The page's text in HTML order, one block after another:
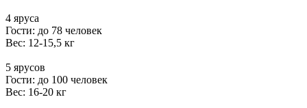
4 яруса
Гости: до 78 человек
Вес: 12-15,5 кг
5 ярусов
Гости: до 100 человек
Вес: 16-20 кг